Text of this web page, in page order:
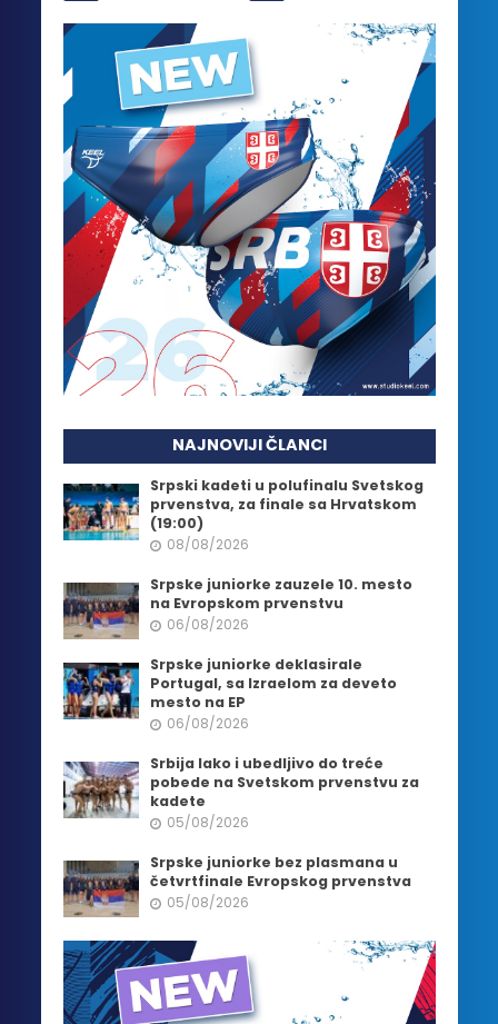
NAJNOVIJI ČLANCI
Srpski kadeti u polufinalu Svetskog
prvenstva, za finale sa Hrvatskom
(19:00)
08/08/2026
Srpske juniorke zauzele 10. mesto
na Evropskom prvenstvu
06/08/2026
Srpske juniorke deklasirale
Portugal, sa Izraelom za deveto
mesto na EP
06/08/2026
Srbija lako i ubedljivo do treće
pobede na Svetskom prvenstvu za
kadete
05/08/2026
Srpske juniorke bez plasmana u
četvrtfinale Evropskog prvenstva
05/08/2026